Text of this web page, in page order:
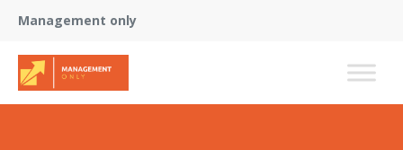
Management only